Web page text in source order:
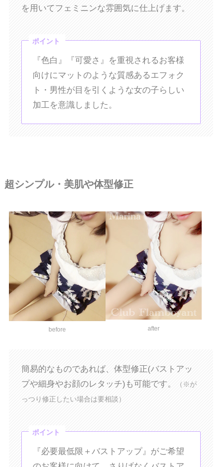
を用いてフェミニンな雰囲気に仕上げます。
ポイント
『色白』『可愛さ』を重視されるお客様
向けにマットのような質感あるエフォク
ト・男性が目を引くような女の子らしい
加工を意識しました。
超シンプル・美肌や体型修正
before after
簡易的なものであれば、体型修正(バストアッ
プや細身やお顔のレタッチ)も可能です。
（※が
っつり修正したい場合は要相談）
ポイント
『必要最低限＋バストアップ』がご希望